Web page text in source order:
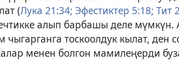
(Лука 21:34; Эфестиктер 5:18; Тит
алып барбашы деле мүмкүн.
чыгарганга тоскоолдук кылат, ден
менен болгон мамилеңерди